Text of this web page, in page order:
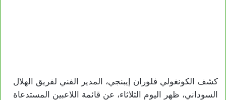
كشف الكونغولي فلوران إيبنجي، المدير الفني لفريق الهلال
السوداني، ظهر اليوم الثلاثاء، عن قائمة اللاعبين المستدعاة